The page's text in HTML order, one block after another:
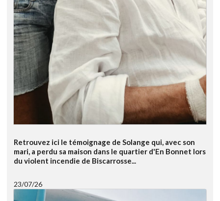
Retrouvez ici le témoignage de Solange qui, avec son
mari, a perdu sa maison dans le quartier d'En Bonnet lors
du violent incendie de Biscarrosse...
23/07/26